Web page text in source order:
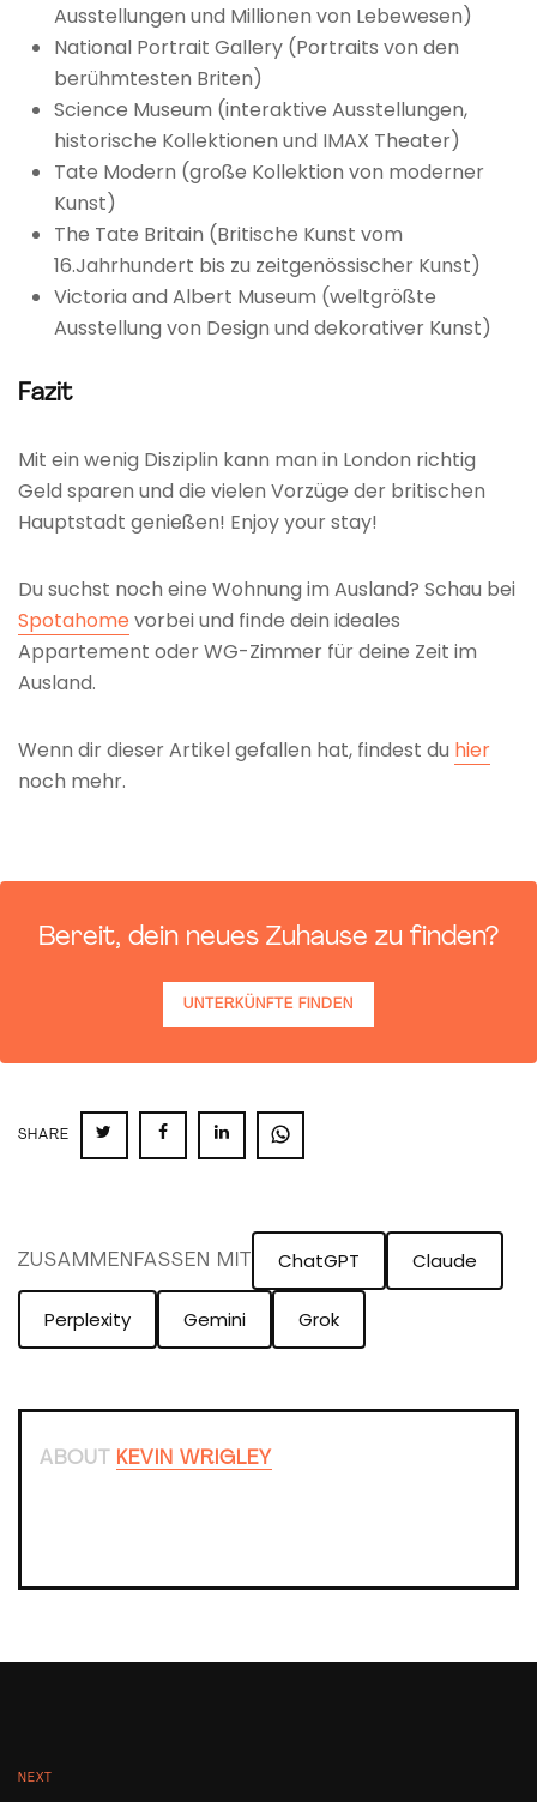
Ausstellungen und Millionen von Lebewesen)
National Portrait Gallery (Portraits von den
berühmtesten Briten)
Science Museum (interaktive Ausstellungen,
historische Kollektionen und IMAX Theater)
Tate Modern (große Kollektion von moderner
Kunst)
The Tate Britain (Britische Kunst vom
16.Jahrhundert bis zu zeitgenössischer Kunst)
Victoria and Albert Museum (weltgrößte
Ausstellung von Design und dekorativer Kunst)
Fazit
Mit ein wenig Disziplin kann man in London richtig
Geld sparen und die vielen Vorzüge der britischen
Hauptstadt genießen! Enjoy your stay!
Du suchst noch eine Wohnung im Ausland? Schau bei
Spotahome vorbei und finde dein ideales
Appartement oder WG-Zimmer für deine Zeit im
Ausland.
Wenn dir dieser Artikel gefallen hat, findest du hier
noch mehr.
Bereit, dein neues Zuhause zu finden?
UNTERKÜNFTE FINDEN
SHARE SHARE SHARE SHARE
ZUSAMMENFASSEN MIT ChatGPT Claude
Perplexity Gemini Grok
ABOUT KEVIN WRIGLEY
NEXT